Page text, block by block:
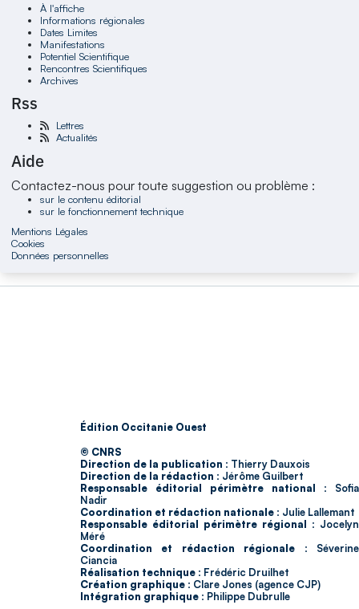
À l'affiche
Informations régionales
Dates Limites
Manifestations
Potentiel Scientifique
Rencontres Scientifiques
Archives
Rss
Lettres
Actualités
Aide
Contactez-nous pour toute suggestion ou problème :
sur le contenu éditorial
sur le fonctionnement technique
Mentions Légales
Cookies
Données personnelles
Édition Occitanie Ouest
© CNRS
Direction de la publication : Thierry Dauxois
Direction de la rédaction : Jérôme Guilbert
Responsable éditorial périmètre national : Sofia
Nadir
Coordination et rédaction nationale : Julie Lallemant
Responsable éditorial périmètre régional : Jocelyn
Méré
Coordination et rédaction régionale : Séverine
Ciancia
Réalisation technique : Frédéric Druilhet
Création graphique : Clare Jones (agence CJP)
Intégration graphique : Philippe Dubrulle